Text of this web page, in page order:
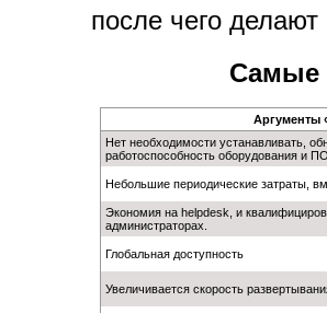
после чего
Самые
Аргументы
Нет необходимости устанавливать,
работоспособность оборудования и
Небольшие периодические затраты,
Экономия на helpdesk, и
администраторах.
Глобальная доступность
Увеличивается скорость